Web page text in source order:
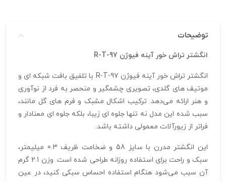
توضیحات
انگشتر تراش خور آینه فیوژن R-T-97
انگشتر تراش خور آینه فیوژن R-T-97 با تلفیق بافت شبکه‌ ای و
موتیف‌ های گلدی، تصویری چشمگیر و منحصر به‌ فرد از نوآوری
و هنر ارائه می‌دهد. ترکیب اشکال مشبک و فرم‌ های گل مانند،
سبب شده این مدل نه تنها جلوه‌ ای زیبا، بلکه جلوه‌ ای معنادار و
فراتر از زیورآلات معمولی داشته باشد.
این انگشتر مدرن با سایز 58 و ضخامت ظریف 0.3 میلیمتر،
سبک و راحت برای استفاده روزانه طراحی شده است. وزن 2.1 گرم
آن سبب می‌شود هنگام استفاده احساس سبکی کنید، در عین